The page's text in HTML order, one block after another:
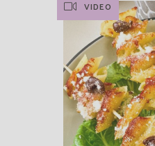
VIDEO